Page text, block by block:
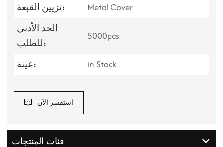
تزيين القبعة:
Metal Cover
الحد الأدنى
للطلب:
5000pcs
عينة: in Stock
استفسر الآن
فئات المنتجات